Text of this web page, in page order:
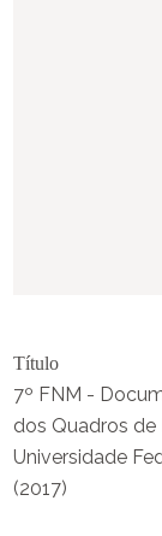
Título
7º FNM -
dos Quadros
Universidade
(2017)